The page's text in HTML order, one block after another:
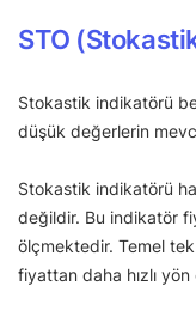
STO
Stokastik indikatörü
düşük değerlerin
Stokastik indikatörü
değildir. Bu indikatör
ölçmektedir. Temel
fiyattan daha hızlı